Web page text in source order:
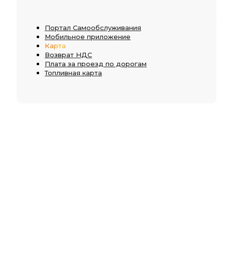
Портал Самообслуживания
Мобильное приложение
Карта
Возврат НДС
Плата за проезд по дорогам
Топливная карта